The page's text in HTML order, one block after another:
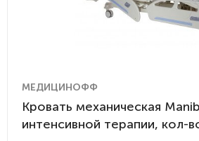
МЕДИЦИНОФФ
Кровать механическая
интенсивной терапии, кол-